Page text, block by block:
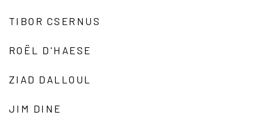
TIBOR CSERNUS
ROËL D'HAESE
ZIAD DALLOUL
JIM DINE